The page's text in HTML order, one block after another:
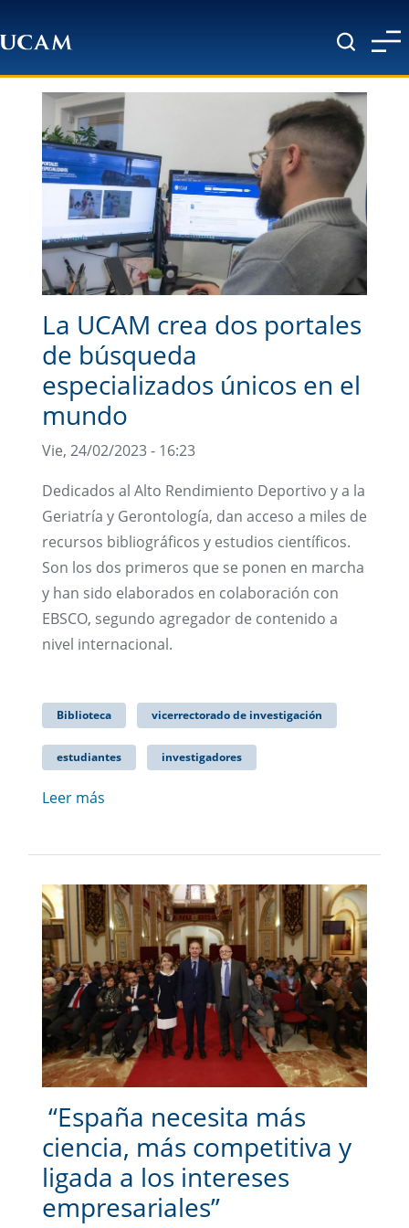
La UCAM crea dos portales
de búsqueda
especializados únicos en el
mundo
Vie, 24/02/2023 - 16:23
Dedicados al Alto Rendimiento Deportivo y a la
Geriatría y Gerontología, dan acceso a miles de
recursos bibliográficos y estudios científicos.
Son los dos primeros que se ponen en marcha
y han sido elaborados en colaboración con
EBSCO, segundo agregador de contenido a
nivel internacional.
Biblioteca vicerrectorado de investigación
estudiantes investigadores
Leer más
“España necesita más
ciencia, más competitiva y
ligada a los intereses
empresariales”